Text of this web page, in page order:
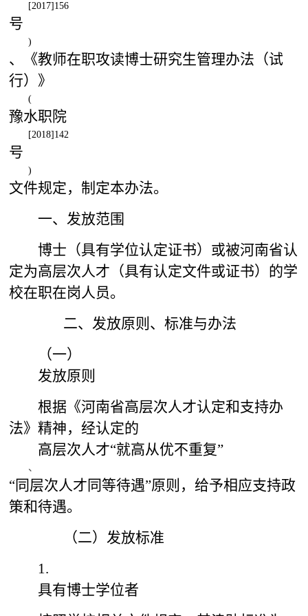
[2017]156
号
)
、《教师在职攻读博士研究生管理办法（试
行）》
(
豫水职院
[2018]142
号
)
文件规定，制定本办法。
一、发放范围
博士（具有学位认定证书）或被河南省认
定为高层次人才（具有认定文件或证书）的学
校在职在岗人员。
二、发放原则、标准与办法
（一）
发放原则
根据《河南省高层次人才认定和支持办
法》精神，经认定的
高层次人才“就高从优不重复”
、
“同层次人才同等待遇”原则，给予相应支持政
策和待遇。
（二）发放标准
1.
具有博士学位者